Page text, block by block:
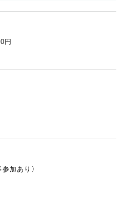
ジャンルのお菓子にチャレンジ
レベルの商品づくりを学生と一
ォローも万全。
ます。
自分自身のスキルアップにもつ
円
加あり）